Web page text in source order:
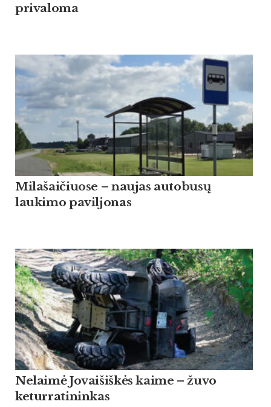
privaloma
Milašaičiuose – naujas autobusų
laukimo paviljonas
Nelaimė Jovaišiškės kaime – žuvo
keturratininkas